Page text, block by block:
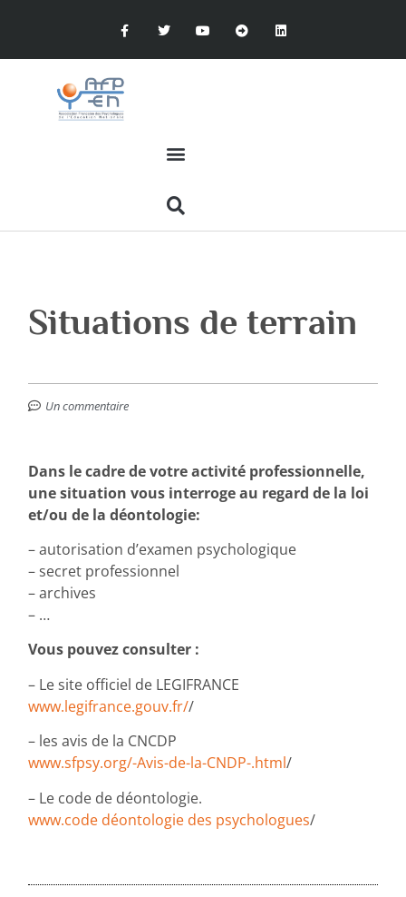
Situations de terrain
Un commentaire
Dans le cadre de votre activité professionnelle,
une situation vous interroge au regard de la loi
et/ou de la déontologie:
– autorisation d’examen psychologique
– secret professionnel
– archives
– …
Vous pouvez consulter :
– Le site officiel de LEGIFRANCE
www.legifrance.gouv.fr//
– les avis de la CNCDP
www.sfpsy.org/-Avis-de-la-CNDP-.html/
– Le code de déontologie.
www.code déontologie des psychologues/